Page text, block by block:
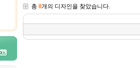
총 0개의 디자인을 찾았습니다.